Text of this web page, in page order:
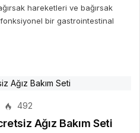
hareketleri ve bağırsak
bir gastrointestinal
492
Ağız Bakım Seti